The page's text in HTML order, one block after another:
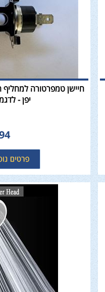
יפן - לדגמים